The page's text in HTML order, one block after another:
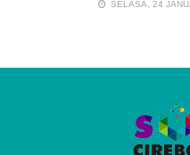
SELASA, 24